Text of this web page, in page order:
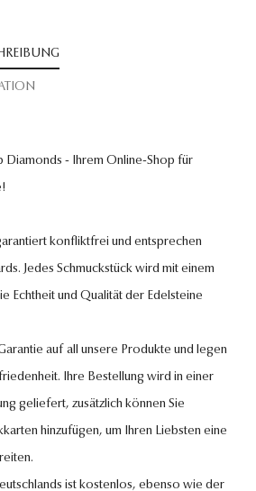
- Ihrem Online-Shop für
konfliktfrei und entsprechen
Jedes Schmuckstück wird mit einem
Echtheit und Qualität der Edelsteine
auf all unsere Produkte und legen
Ihre Bestellung wird in einer
geliefert, zusätzlich können Sie
hinzufügen, um Ihren Liebsten eine
ist kostenlos, ebenso wie der